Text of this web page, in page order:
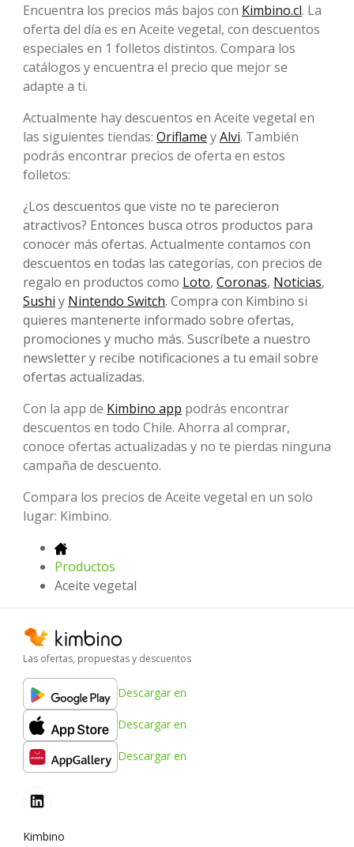
Encuentra los precios más bajos con Kimbino.cl. La
oferta del día es en Aceite vegetal, con descuentos
especiales en 1 folletos distintos. Compara los
catálogos y encuentra el precio que mejor se
adapte a ti.
Actualmente hay descuentos en Aceite vegetal en
las siguientes tiendas: Oriflame yAlvi. También
podrás encontrar precios de oferta en estos
folletos:
¿Los descuentos que viste no te parecieron
atractivos? Entonces busca otros productos para
conocer más ofertas. Actualmente contamos con
descuentos en todas las categorías, con precios de
regalo en productos como Loto, Coronas, Noticias,
Sushi y Nintendo Switch. Compra con Kimbino si
quieres mantenerte informado sobre ofertas,
promociones y mucho más. Suscríbete a nuestro
newsletter y recibe notificaciones a tu email sobre
ofertas actualizadas.
Con la app de Kimbino app podrás encontrar
descuentos en todo Chile. Ahorra al comprar,
conoce ofertas actualizadas y no te pierdas ninguna
campaña de descuento.
Compara los precios de Aceite vegetal en un solo
lugar: Kimbino.
Productos
Aceite vegetal
Las ofertas, propuestas y descuentos
Descargar en
Descargar en
Descargar en
Kimbino